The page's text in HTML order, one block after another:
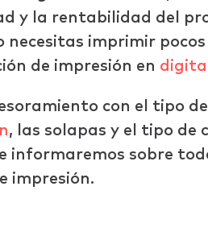
y la rentabilidad del
necesitas imprimir
de impresión en digital
con el tipo
, las solapas y el tipo de
informaremos sobre
impresión.